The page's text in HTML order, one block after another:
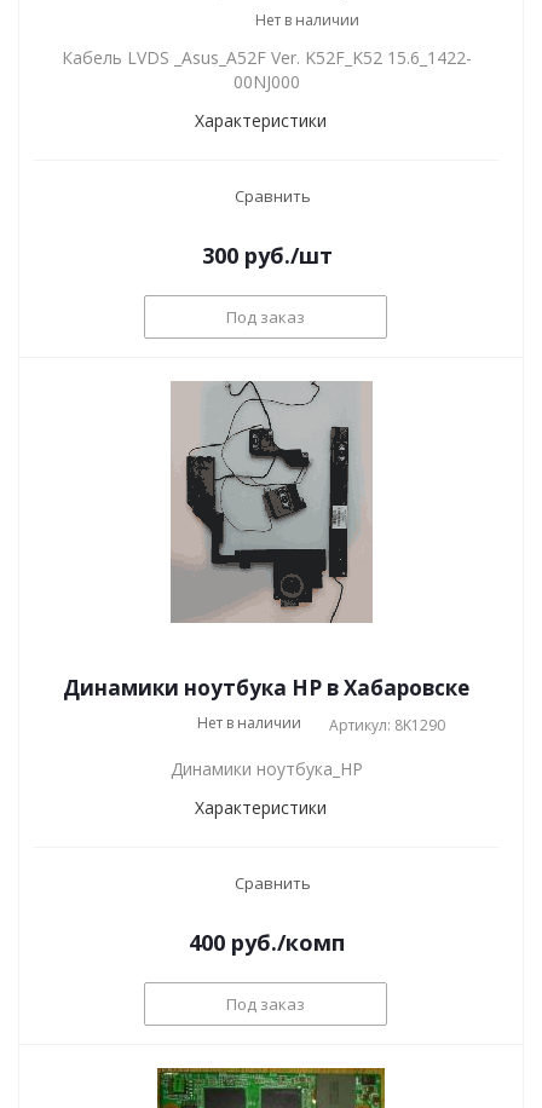
Нет в наличии
Кабель LVDS _Asus_A52F Ver. K52F_K52 15.6_1422-
00NJ000
Характеристики
Сравнить
300руб./шт
Под заказ
Динамики ноутбука HP в Хабаровске
Нет в наличии Артикул: 8K1290
Динамики ноутбука_HP
Характеристики
Сравнить
400 руб./комп
Под заказ